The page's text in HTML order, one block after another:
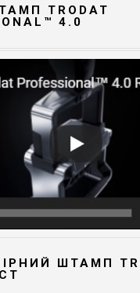
TRODAT
4.0
ШТАМП